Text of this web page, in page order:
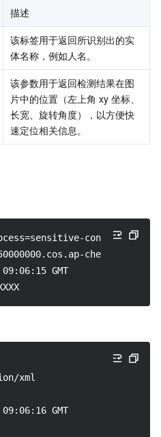
描述
该标签用于返回所识别出的实
体名称，例如人名。
该参数用于返回检测结果在图
片中的位置（左上角 xy 坐标、
长宽、旋转角度），以方便快
速定位相关信息。
content-
GMT
xml
GMT